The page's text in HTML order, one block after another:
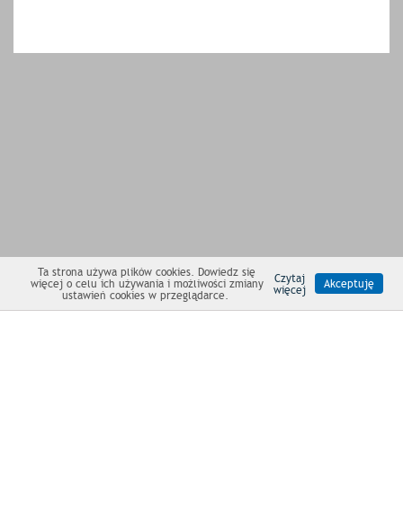
Ta strona używa plików cookies. Dowiedz się
więcej o celu ich używania i możliwości zmiany
ustawień cookies w przeglądarce.
Czytaj
więcej Akceptuję